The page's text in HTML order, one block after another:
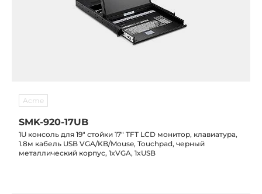
Acme
SMK-920-17UB
1U консоль для 19" стойки 17" TFT LCD монитор, клавиатура,
1.8м кабель USB VGA/KB/Mouse, Touchpad, черный
металлический корпус, 1xVGA, 1xUSB